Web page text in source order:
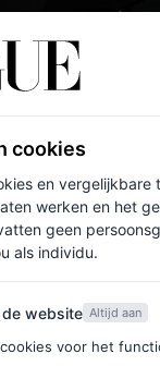
cookies
en vergelijkbare
werken en het
geen
als individu.
website Altijd aan
voor het